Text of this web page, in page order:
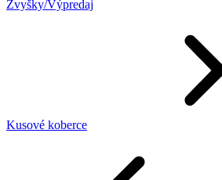
Zvyšky/Výpredaj
Kusové koberce